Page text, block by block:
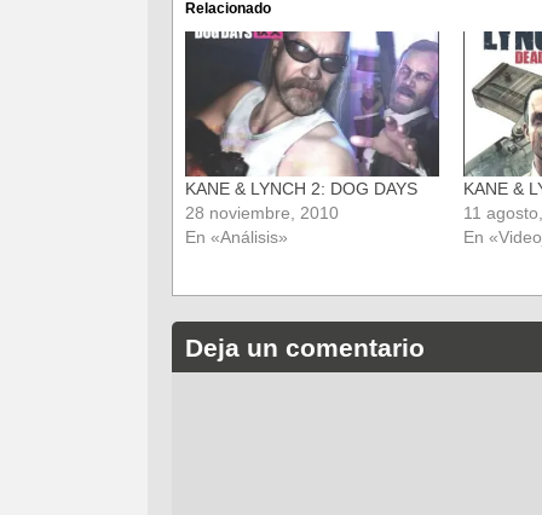
(Se
abre
en
nueva)
(Se
abre
en
una
ventana
nueva)
Relacionado
KANE & LYNCH 2: DOG DAYS
28 noviembre, 2010
En «Análisis»
KANE &
11
En
Deja un comentario